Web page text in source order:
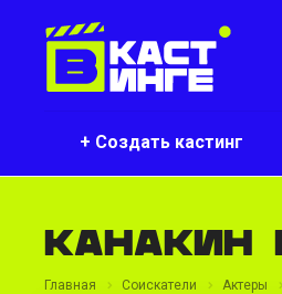
+ Создать кастинг
Канакин
Главная Соискатели Актеры